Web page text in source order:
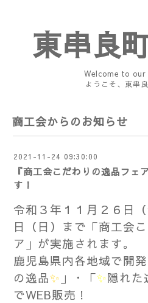
東串良
Welcome to our
ようこそ、東串
商工会からのお知らせ
2021-11-24 09:30:00
『商工会こだわりの逸品フェ
す！
令和３年１１月２６日
日（日）まで 「商工会
ア」 が実施されます。
鹿児島県内各地域で開
の逸品✨ 」・「✨隠れた
でWEB販売！